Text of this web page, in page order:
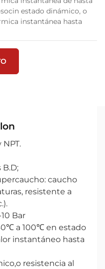
estado dinámico, o
instantánea hasta
NPT.
B.D;
caucho
resistente a
Bar
a 100℃ en estado
instantáneo hasta
resistencia al